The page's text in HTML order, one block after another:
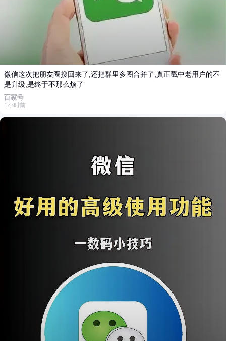
微信这次把朋友圈搜回来了,还把群里多图合并了,真正戳中老用户的不
是升级,是终于不那么烦了
百家号
1小时前